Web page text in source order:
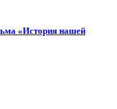
«История нашей